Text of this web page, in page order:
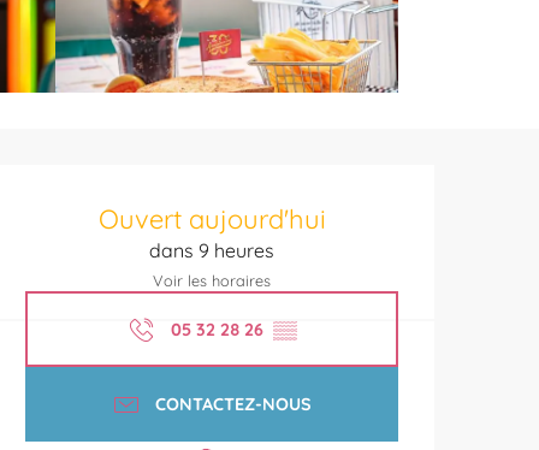
Ouvert aujourd'hui
dans 9 heures
Voir les horaires
05 32 28 26 ▒▒
CONTACTEZ-NOUS